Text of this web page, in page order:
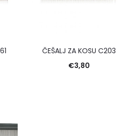
ČEŠALJ ZA KOSU C203
€3,80